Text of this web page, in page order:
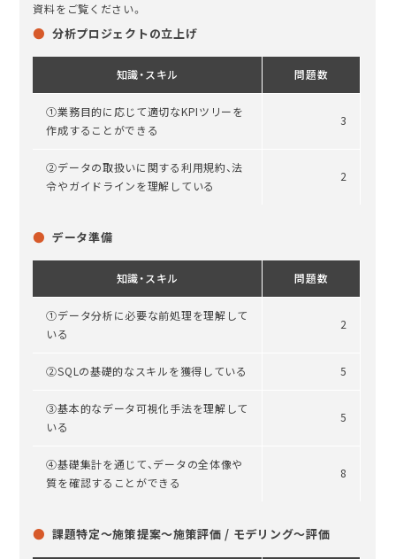
資料をご覧ください。
分析プロジェクトの立上げ
知識・スキル 問題数
①業務目的に応じて適切なKPIツリーを
作成することができる
3
②データの取扱いに関する利用規約、法
令やガイドラインを理解している
2
データ準備
知識・スキル 問題数
①データ分析に必要な前処理を理解して
いる
2
②SQLの基礎的なスキルを獲得している 5
③基本的なデータ可視化手法を理解して
いる
5
④基礎集計を通じて、データの全体像や
質を確認することができる
8
課題特定〜施策提案〜施策評価 / モデリング〜評価